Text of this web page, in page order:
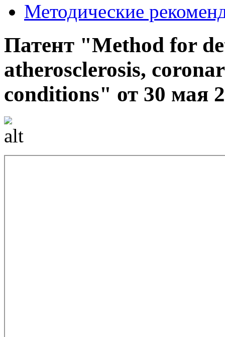
Методические
Патент "Method for
atherosclerosis,
conditions" от 30 мая